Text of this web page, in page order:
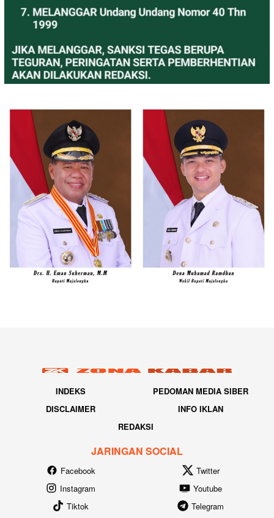
INDEKS
PEDOMAN MEDIA SIBER
DISCLAIMER
INFO IKLAN
REDAKSI
JARINGAN SOCIAL
Facebook
Twitter
Instagram
Youtube
Tiktok
Telegram